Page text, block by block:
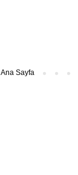
Ana Sayfa